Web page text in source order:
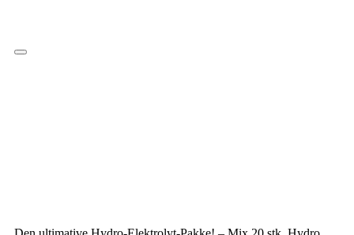
Hamburger Toggle Menu